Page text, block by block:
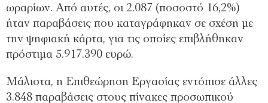
ωραρίων. Από αυτές, οι 2.087 (ποσοστό 16,2%)
ήταν παραβάσεις που καταγράφηκαν σε σχέση με
την ψηφιακή κάρτα, για τις οποίες επιβλήθηκαν
πρόστιμα 5.917.390 ευρώ.
Μάλιστα, η Επιθεώρηση Εργασίας εντόπισε άλλες
3.848 παραβάσεις στους πίνακες προσωπικού